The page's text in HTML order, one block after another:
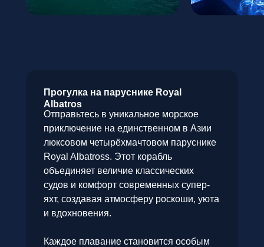
Отправьтесь в уникальное морское
приключение на единственном в Азии
люксовом четырёхмачтовом паруснике
Royal Albatross. Этот корабль
объединяет величие классических
судов и комфорт современных супер-
яхт, создавая атмосферу роскоши, уюта
и вдохновения.
Каждое плавание становится особым
Прогулка на паруснике Royal
Albatros